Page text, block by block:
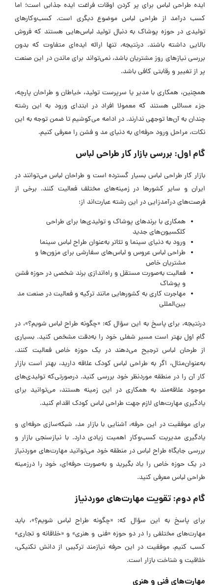
ایده طراحی لباس برای پر کردن اوقات فراغت ایده جذابی است؛ اما
کسب درآمد از طراحی لباس موضوع دیگری است. کسب‌وکارهای
تولیدی در حوزه پوشاک به دنبال تولید لباس‌هایی هستند که فروش
بالایی داشته باشند. درنتیجه، تنها ارائه ایده‌ای متفاوت که بدون
بررسی نیازهای روز مشتریان باشد، نمی‌تواند برای ماندن در این صنعت
پر از تغییر و رقابتی کافی باشد.
همچنین، همکاری با مدیر یا سرپرست تولید، خیاطان و طراحان پارچه،
جزء مسائلی هستند که معمولا افراد در ابتدای ورود به این رشته
چندان به آن‌ها توجهی ندارند. در ادامه می‌کوشیم تا ضمن توجه به این
نکات، مراحل ورود حرفه‌ای به دنیای مد و فشن را معرفی کنیم.
گام اول: بررسی بازار کار طراحی لباس
بازار کار طراحی لباس بسیار گسترده است و طراحان لباس می‌توانند در
ایران و سایر کشورها در زمینه‌های مختلف فعالیت کنند. برخی از
فرصت‌های درآمدزایی در این رشته عبارت‌اند از:
همکاری با برندهای پوشاک و تولیدی‌ها برای طراحی
کلکسیون‌های جدید
ورود به دنیای سینما و تئاتر به‌عنوان طراح لباس سینما
طراحی لباس عروس و لباس‌های سفارشی برای مزون‌ها و
مشتریان خاص
فعالیت به‌صورت مستقل و راه‌اندازی برند شخصی در حوزه فشن
و پوشاک
مهاجرت کاری به کشورهایی مانند ترکیه و فعالیت در صنعت مد
بین‌المللی
درنتیجه، برای پاسخ به این سؤال که: «چگونه طراح لباس شویم؟»، در
گام اول بهتر است مسیر شغلی خود را به‌دقت مشخص کنید. بسیاری
از طرحان لباس ترجیح می‌دهند در یک حوزه خاص فعالیت کنند.
به‌عنوان‌مثال، اگر به طراحی لباس کودک علاقه دارید، بهتر است بازار
کار آن را در منطقه موردنظر خود بررسی کنید. درصورتی‌که تولید‌ی‌های
موجود علاقه‌مند به همکاری در این زمینه هستند، می‌توانید برای
یادگیری مهارت‌های لازم جهت طراحی لباس کودک اقدام کنید.
برای موفقیت در این حرفه، آشنایی با بازار مد، شبکه‌سازی حرفه‌ای و
یادگیری مدیریت کسب‌وکار اهمیت زیادی دارد. با نیازسنجی بازار و
بررسی جایگاه طراح لباس در منطقه خود می‌توانید مهارت‌های موردنیاز
در یک حوزه خاص را یاد بگیرید و به‌صورت حرفه‌ای، خود را درزمینه
طراحی لباس معرفی کنید.
گام دوم: تقویت مهارت‌های موردنیاز
برای پاسخ به این سؤال که: «چگونه طراح لباس شویم؟»، باید
مهارت‌های مختلفی را در دو حوزه «فنی و هنری» و «خلاقانه و تجاری»
کسب کنیم. موفقیت در این حرفه نیازمند ترکیبی از دانش تکنیکی،
خلاقیت و شناخت بازار است.
مهارت‌های فنی و هنری